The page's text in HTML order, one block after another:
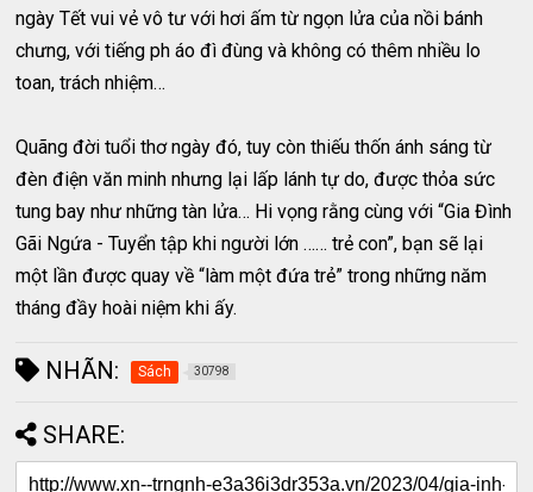
ngày Tết vui vẻ vô tư với hơi ấm từ ngọn lửa của nồi bánh
chưng, với tiếng ph áo đì đùng và không có thêm nhiều lo
toan, trách nhiệm…
Quãng đời tuổi thơ ngày đó, tuy còn thiếu thốn ánh sáng từ
đèn điện văn minh nhưng lại lấp lánh tự do, được thỏa sức
tung bay như những tàn lửa… Hi vọng rằng cùng với “Gia Đình
Gãi Ngứa - Tuyển tập khi người lớn …… trẻ con”, bạn sẽ lại
một lần được quay về “làm một đứa trẻ” trong những năm
tháng đầy hoài niệm khi ấy.
NHÃN: Sách 30798
SHARE: